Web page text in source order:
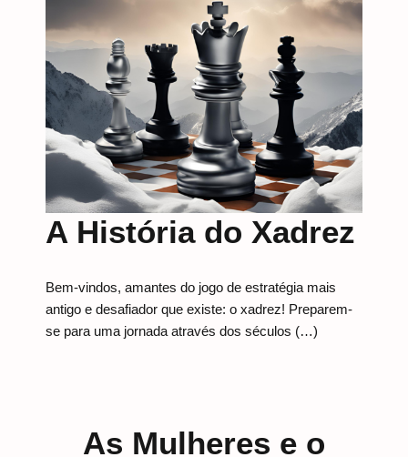
A História do Xadrez
Bem-vindos, amantes do jogo de estratégia mais
antigo e desafiador que existe: o xadrez! Preparem-
se para uma jornada através dos séculos (…)
As Mulheres e o